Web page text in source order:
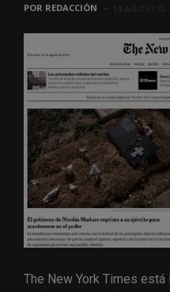
POR REDACCIÓN
The New York Times